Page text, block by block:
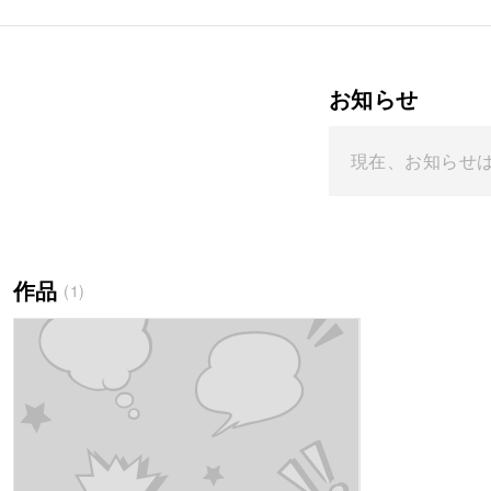
お知らせ
現在、お知らせ
作品 (1)